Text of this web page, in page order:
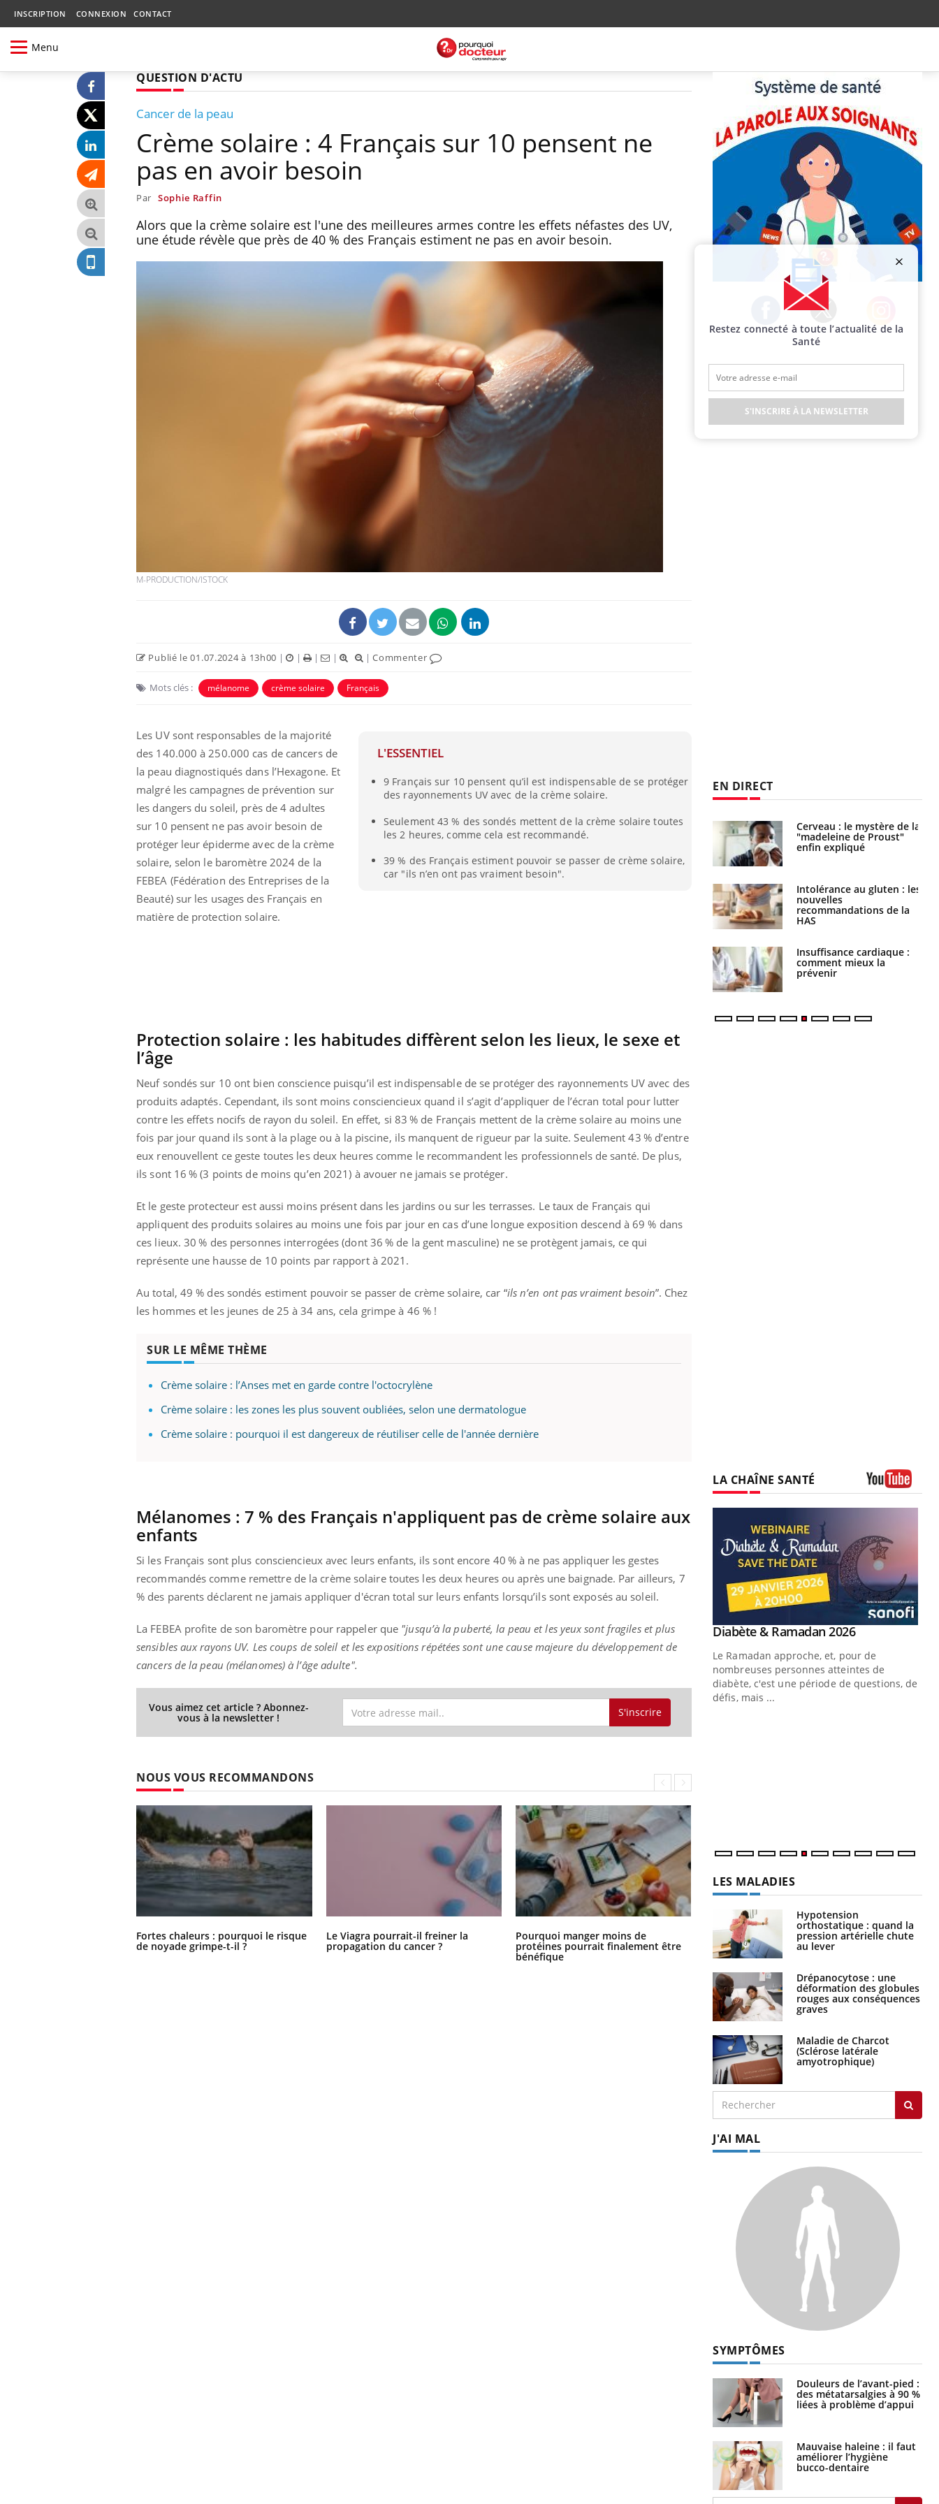
INSCRIPTION CONNEXION CONTACT
Menu
QUESTION D'ACTU
Cancer de la peau
Crème solaire : 4 Français sur 10 pensent ne
pas en avoir besoin
Par Sophie Raffin
Alors que la crème solaire est l'une des meilleures armes contre les effets néfastes des UV,
une étude révèle que près de 40 % des Français estiment ne pas en avoir besoin.
M-PRODUCTION/ISTOCK
Publié le 01.07.2024 à 13h00 | | | | |Commenter
Mots clés : mélanome crème solaire Français
L'ESSENTIEL
9 Français sur 10 pensent qu’il est indispensable de se protéger
des rayonnements UV avec de la crème solaire.
Seulement 43 % des sondés mettent de la crème solaire toutes
les 2 heures, comme cela est recommandé.
39 % des Français estiment pouvoir se passer de crème solaire,
car "ils n’en ont pas vraiment besoin".
Les UV sont responsables de la majorité
des 140.000 à 250.000 cas de cancers de
la peau diagnostiqués dans l’Hexagone. Et
malgré les campagnes de prévention sur
les dangers du soleil, près de 4 adultes
sur 10 pensent ne pas avoir besoin de
protéger leur épiderme avec de la crème
solaire, selon le baromètre 2024 de la
FEBEA (Fédération des Entreprises de la
Beauté) sur les usages des Français en
matière de protection solaire.
Protection solaire : les habitudes diffèrent selon les lieux, le sexe et
l’âge
Neuf sondés sur 10 ont bien conscience puisqu’il est indispensable de se protéger des rayonnements UV avec des
produits adaptés. Cependant, ils sont moins consciencieux quand il s’agit d’appliquer de l’écran total pour lutter
contre les effets nocifs de rayon du soleil. En effet, si 83 % de Français mettent de la crème solaire au moins une
fois par jour quand ils sont à la plage ou à la piscine, ils manquent de rigueur par la suite. Seulement 43 % d’entre
eux renouvellent ce geste toutes les deux heures comme le recommandent les professionnels de santé. De plus,
ils sont 16 % (3 points de moins qu’en 2021) à avouer ne jamais se protéger.
Et le geste protecteur est aussi moins présent dans les jardins ou sur les terrasses. Le taux de Français qui
appliquent des produits solaires au moins une fois par jour en cas d’une longue exposition descend à 69 % dans
ces lieux. 30 % des personnes interrogées (dont 36 % de la gent masculine) ne se protègent jamais, ce qui
représente une hausse de 10 points par rapport à 2021.
Au total, 49 % des sondés estiment pouvoir se passer de crème solaire, car “ils n’en ont pas vraiment besoin”. Chez
les hommes et les jeunes de 25 à 34 ans, cela grimpe à 46 % !
SUR LE MÊME THÈME
Crème solaire : l’Anses met en garde contre l'octocrylène
Crème solaire : les zones les plus souvent oubliées, selon une dermatologue
Crème solaire : pourquoi il est dangereux de réutiliser celle de l'année dernière
Mélanomes : 7 % des Français n'appliquent pas de crème solaire aux
enfants
Si les Français sont plus consciencieux avec leurs enfants, ils sont encore 40 % à ne pas appliquer les gestes
recommandés comme remettre de la crème solaire toutes les deux heures ou après une baignade. Par ailleurs, 7
% des parents déclarent ne jamais appliquer d'écran total sur leurs enfants lorsqu’ils sont exposés au soleil.
La FEBEA profite de son baromètre pour rappeler que "jusqu’à la puberté, la peau et les yeux sont fragiles et plus
sensibles aux rayons UV. Les coups de soleil et les expositions répétées sont une cause majeure du développement de
cancers de la peau (mélanomes) à l’âge adulte".
Vous aimez cet article ? Abonnez-
vous à la newsletter ! S'inscrire
NOUS VOUS RECOMMANDONS
Fortes chaleurs : pourquoi le risque
de noyade grimpe-t-il ?
Le Viagra pourrait-il freiner la
propagation du cancer ?
Pourquoi manger moins de
protéines pourrait finalement être
bénéfique
Grossesse et chaleur : ce que dit la
science
Facebook Twitter Instagram
EN DIRECT
Grossesse et chaleur : ce
que dit la science
Le smartphone nuit-il à
l'apprentissage de la
lecture ?
Mordue par un
barracuda, une petite fille
réflexe essentiel
Comment gérer le
sommeil des enfants en
Cerveau : le mystère de la
"madeleine de Proust"
enfin expliqué
Intolérance au gluten : les
nouvelles
recommandations de la
HAS
Insuffisance cardiaque :
comment mieux la
prévenir
LA CHAÎNE SANTÉ
Carence en fer : comprendre pour
Youtube
Fatigue, irritabilité, brouillard mental ou
Youtube
Insuline & Charge mentale : et si on
osait en parler??Youtube
En 2026, l'insuline dans le diabète de type 2
patients comme parfois chez les soignants.
Youtube
Eczéma Chronique des Mains : se
préparer pour l’été !Youtube
soleil, activités en plein air… Nos mains
Youtube
Diabète & Ramadan 2026Youtube
Le Ramadan approche, et, pour de
nombreuses personnes atteintes de
diabète, c'est une période de questions, de
défis, mais ...
LES MALADIES
Hypotension
orthostatique : quand la
pression artérielle chute
au lever
Drépanocytose : une
déformation des globules
rouges aux conséquences
graves
Maladie de Charcot
(Sclérose latérale
amyotrophique)
J'AI MAL
SYMPTÔMES
Douleurs de l’avant-pied :
des métatarsalgies à 90 %
liées à problème d’appui
Mauvaise haleine : il faut
améliorer l’hygiène
bucco-dentaire
Restez connecté à toute l’actualité de la
Santé
S'INSCRIRE À LA NEWSLETTER